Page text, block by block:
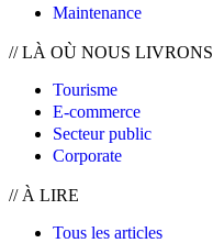
Maintenance
//LÀ OÙ NOUS LIVRONS
Tourisme
E-commerce
Secteur public
Corporate
// À LIRE
Tous les articles